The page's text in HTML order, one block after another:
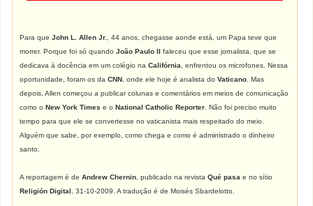
Para queJohn L. Allen Jr.
, 44 anos, chegasse aonde está, um Papa teve que
morrer. Porque foi só quandoJoão Paulo II faleceu que esse jornalista, que se
dedicava à docência em um colégio naCalifórnia
, enfrentou os microfones. Nessa
oportunidade, foram os daCNN , onde ele hoje é analista doVaticano . Mas
depois, Allen começou a publicar colunas e comentários em meios de comunicação
como oNew York Times e oNational Catholic Reporter . Não foi preciso muito
tempo para que ele se convertesse no vaticanista mais respeitado do meio.
Alguém que sabe, por exemplo, como chega e como é administrado o dinheiro
santo.
A reportagem é deAndrew Chernin , publicado na revistaQué pasa e no sítio
Religión Digital
, 31-10-2009. A tradução é de Moisés Sbardelotto.